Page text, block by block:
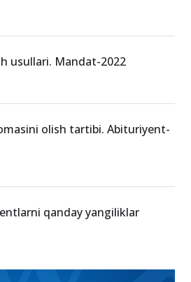
usullari. Mandat-2022